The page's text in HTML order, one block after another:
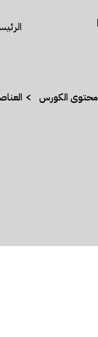
محتوى الكورس